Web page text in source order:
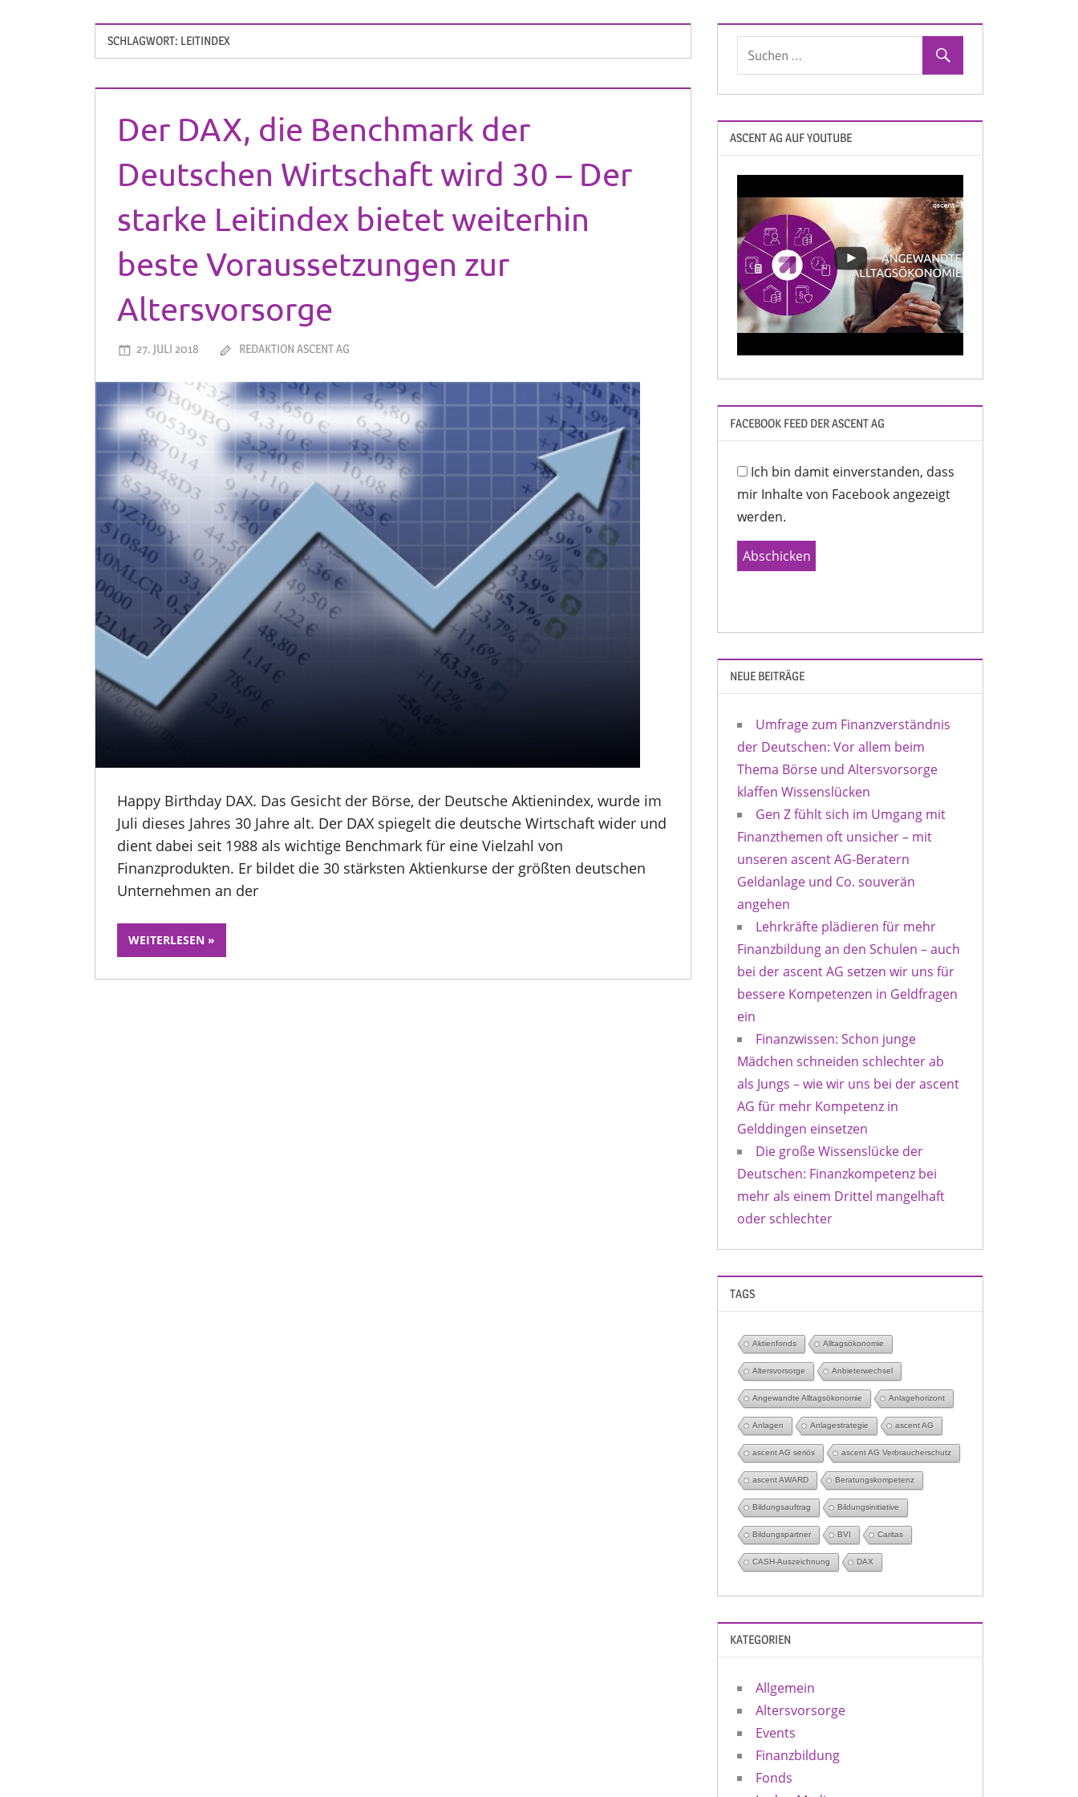
SCHLAGWORT: LEITINDEX
Der DAX, die Benchmark der
Deutschen Wirtschaft wird 30 – Der
starke Leitindex bietet weiterhin
beste Voraussetzungen zur
Altersvorsorge
27. JULI 2018 REDAKTION ASCENT AG
Happy Birthday DAX. Das Gesicht der Börse, der Deutsche Aktienindex, wurde im
Juli dieses Jahres 30 Jahre alt. Der DAX spiegelt die deutsche Wirtschaft wider und
dient dabei seit 1988 als wichtige Benchmark für eine Vielzahl von
Finanzprodukten. Er bildet die 30 stärksten Aktienkurse der größten deutschen
Unternehmen an der
WEITERLESEN
ASCENT AG AUF YOUTUBE
FACEBOOK FEED DER ASCENT AG
Ich bin damit einverstanden, dass
mir Inhalte von Facebook angezeigt
werden.
Abschicken
NEUE BEITRÄGE
Umfrage zum Finanzverständnis
der Deutschen: Vor allem beim
Thema Börse und Altersvorsorge
klaffen Wissenslücken
Gen Z fühlt sich im Umgang mit
Finanzthemen oft unsicher – mit
unseren ascent AG-Beratern
Geldanlage und Co. souverän
angehen
Lehrkräfte plädieren für mehr
Finanzbildung an den Schulen – auch
bei der ascent AG setzen wir uns für
bessere Kompetenzen in Geldfragen
ein
Finanzwissen: Schon junge
Mädchen schneiden schlechter ab
als Jungs – wie wir uns bei der ascent
AG für mehr Kompetenz in
Gelddingen einsetzen
Die große Wissenslücke der
Deutschen: Finanzkompetenz bei
mehr als einem Drittel mangelhaft
oder schlechter
TAGS
Aktienfonds Alltagsökonomie
Altersvorsorge Anbieterwechsel
Angewandte Alltagsökonomie Anlagehorizont
Anlagen Anlagestrategie ascent AG
ascent AG seriös ascent AG Verbraucherschutz
ascent AWARD Beratungskompetenz
Bildungsauftrag Bildungsinitiative
Bildungspartner BVI Caritas
CASH-Auszeichnung DAX
KATEGORIEN
Allgemein
Altersvorsorge
Events
Finanzbildung
Fonds